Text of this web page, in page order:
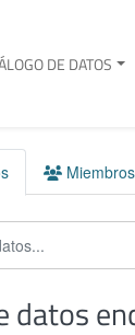
DE DATOS
Miembros
datos